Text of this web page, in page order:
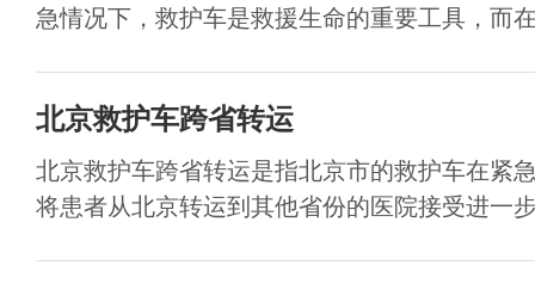
急情况下，救护车是救援生命的重要工具，而
北京救护车跨省转运
北京救护车跨省转运是指北京市的救护车在紧
将患者从北京转运到其他省份的医院接受进一